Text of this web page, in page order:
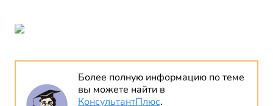
Более полную информацию по теме
вы можете найти в
КонсультантПлюс.